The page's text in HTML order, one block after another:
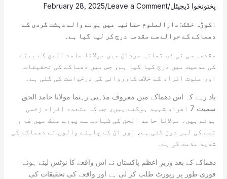
پختونخوا ڈیجیٹل/
Leave a Comment
/
February 28, 2025
اکوڑہ خٹک: دارالعلوم حقانیہ میں ہونے والے دہشت گردی کے
دھماکے کے حوالے سے مقدمہ درج کر لیا گیا ہے۔
مقدمہ سی ٹی ڈی تھانہ مردان میں مولانا حامد الحق کے بیٹے
کی مدعیت میں درج کیا گیا ہے، جس میں دھماکے کی تحقیقات
اور ملوث افراد کے خلاف کارروائی کی درخواست کی گئی ہے۔
یاد رہے کہ اس دھماکے میں معروف مذہبی رہنما مولانا حامد الحق
سمیت 7 افراد شہید ہوگئے ہیں، جب کہ متعدد افراد زخمی
ہوئے ہیں۔ مولانا حامد الحق کی شہادت سے پورے ملک میں غم و
غصے کی لہر دوڑ گئی ہے، اور ان کے چاہنے والوں نے دھماکے کی
شدید مذمت کی ہے۔
دھماکے کے بعد وزیرِ اعظم پاکستان نے اس واقعے کا نوٹس لیتے ہوئے
فوری طور پر رپورٹ طلب کر لی ہے اور واقعے کی تحقیقات کی